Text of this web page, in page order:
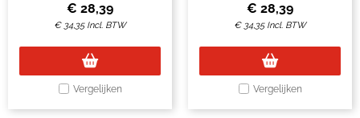
€ 28,39
€ 34,35 Incl. BTW
Vergelijken
€ 28,39
€ 34,35 Incl. BTW
Vergelijken